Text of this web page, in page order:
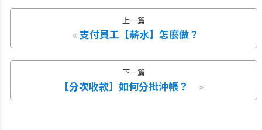
上一篇
支付員工【薪水】怎麼做？
下一篇
【分次收款】如何分批沖帳？